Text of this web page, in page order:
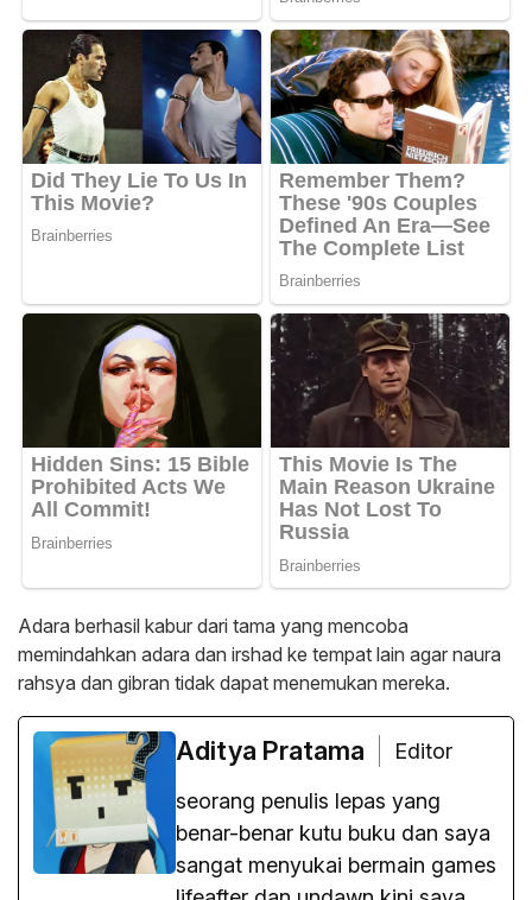
Adara berhasil kabur dari tama yang mencoba
memindahkan adara dan irshad ke tempat lain agar naura
rahsya dan gibran tidak dapat menemukan mereka.
Aditya Pratama
Editor
seorang penulis lepas yang
benar-benar kutu buku dan saya
sangat menyukai bermain games